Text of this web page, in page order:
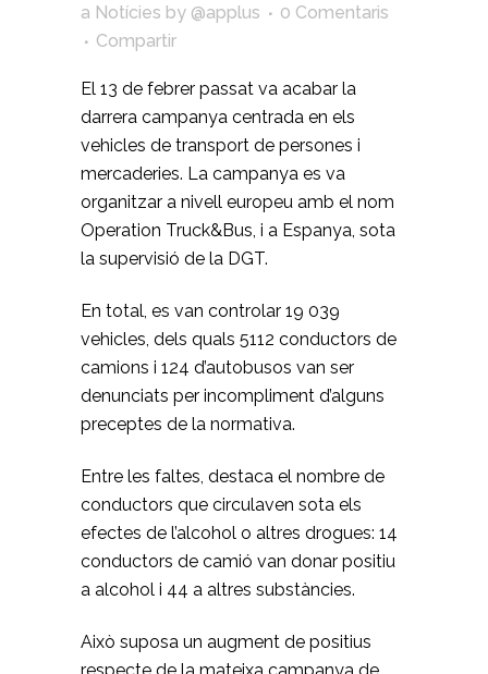
a Notícies by @applus
0 Comentaris
Compartir
El 13 de febrer passat va acabar la
darrera campanya centrada en els
vehicles de transport de persones i
mercaderies. La campanya es va
organitzar a nivell europeu amb el nom
Operation Truck&Bus, i a Espanya, sota
la supervisió de la DGT.
En total, es van controlar 19 039
vehicles, dels quals 5112 conductors de
camions i 124 d’autobusos van ser
denunciats per incompliment d’alguns
preceptes de la normativa.
Entre les faltes, destaca el nombre de
conductors que circulaven sota els
efectes de l’alcohol o altres drogues: 14
conductors de camió van donar positiu
a alcohol i 44 a altres substàncies.
Això suposa un augment de positius